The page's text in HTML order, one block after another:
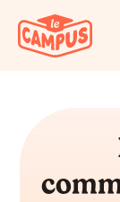
RESOURCES